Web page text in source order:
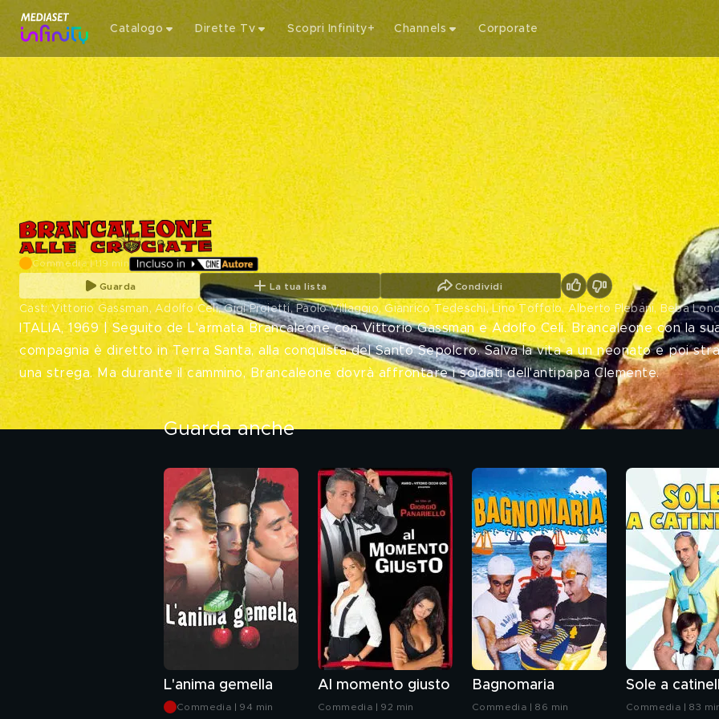
Catalogo Dirette Tv Scopri Infinity+ Channels Corporate
Commedia | 119 min
Guarda La tua lista Condividi
Cast: Vittorio Gassman, Adolfo Celi, Gigi Proietti, Paolo Villaggio, Gianrico Tedeschi, Lino Toffolo, Alberto Plebani, Beba
ITALIA, 1969 | Seguito de L'armata Brancaleone con Vittorio Gassman e Adolfo Celi. Brancaleone con la
compagnia è diretto in Terra Santa, alla conquista del Santo Sepolcro. Salva la vita a un neonato e poi
una strega. Ma durante il cammino, Brancaleone dovrà affrontare i soldati dell'antipapa Clemente.
Guarda anche
L'anima gemella
Commedia | 94 min
Al momento giusto
Commedia | 92 min
Bagnomaria
Commedia | 86 min
Sole a
Commedia | 83